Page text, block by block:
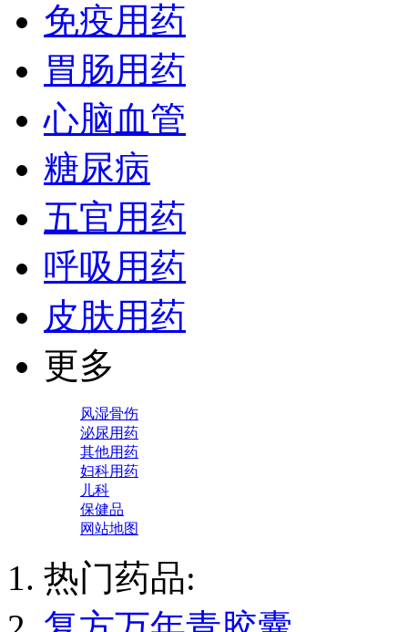
免疫用药
胃肠用药
心脑血管
糖尿病
五官用药
呼吸用药
皮肤用药
更多
风湿骨伤
泌尿用药
其他用药
妇科用药
儿科
保健品
网站地图
热门药品: